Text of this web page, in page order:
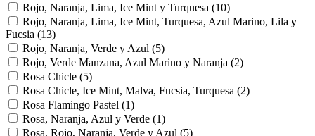
Rojo, Naranja, Lima, Ice Mint y Turquesa (10)
Rojo, Naranja, Lima, Ice Mint, Turquesa, Azul Marino, Lila y
Fucsia (13)
Rojo, Naranja, Verde y Azul (5)
Rojo, Verde Manzana, Azul Marino y Naranja (2)
Rosa Chicle (5)
Rosa Chicle, Ice Mint, Malva, Fucsia, Turquesa (2)
Rosa Flamingo Pastel (1)
Rosa, Naranja, Azul y Verde (1)
Rosa, Rojo, Naranja, Verde y Azul (5)